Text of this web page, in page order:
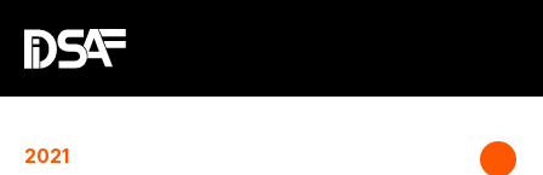
2021